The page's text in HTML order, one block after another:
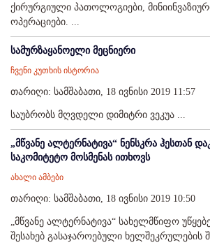
ქირურგიული პათოლოგიები,
ოპერაციები. ...
სამურზაყანოელი მეცნიერი
ჩვენი კუთხის ისტორია
თარიღი: სამშაბათი, 18 ივნისი 2019 11:57
საუბრობს მღვდელი დიმიტრი ვეკუა ...
„მწვანე ალტერნატივა“ ნენსკრა ჰესთან
საკომიტეტო მოსმენას ითხოვს
ახალი ამბები
თარიღი: სამშაბათი, 18 ივნისი 2019 10:50
„მწვანე ალტერნატივა“ სახელმწიფო
შესახებ გასაჯაროებული ხელშეკრულების